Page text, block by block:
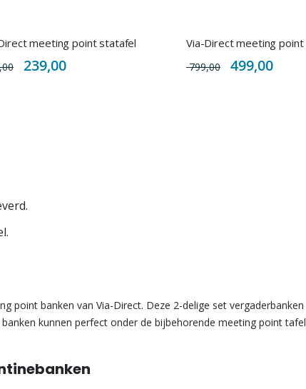
meeting point statafel
Special
Price
239,00 799,00
Special
Price
499,00
point banken van Via-Direct. Deze 2-delige set vergaderbanken
kunnen perfect onder de bijbehorende meeting point tafel